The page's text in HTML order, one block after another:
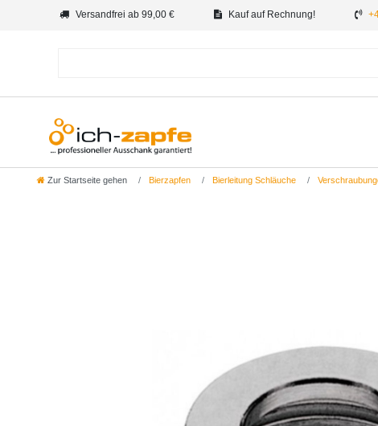
Versandfrei ab 99,00 € Kauf auf Rechnung!
Zur Startseite gehen Bierzapfen Bierleitung Schläuche